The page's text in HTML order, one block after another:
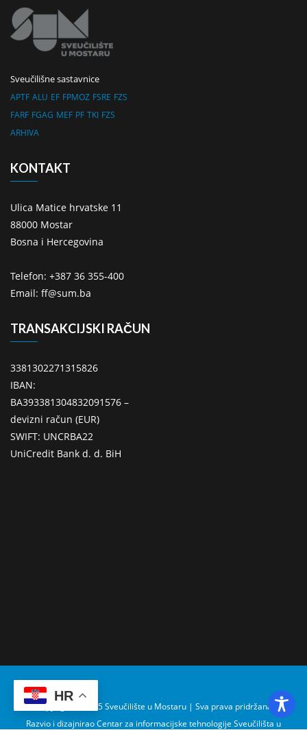
Sveučilišne sastavnice
APTF ALU EF FPMOZ FSRE FZS
FARF FGAG MEF PF TKI FZS
ARHIVA
KONTAKT
Ulica Matice hrvatske 11
88000 Mostar
Bosna i Hercegovina
Telefon: +387 36 355-400
Email: ff@sum.ba
TRANSAKCIJSKI RAČUN
3381302271315826
IBAN:
BA393381304832091576 –
devizni račun (EUR)
SWIFT: UNCRBA22
UniCredit Bank d. d. BiH
Copyright © 2025 Sveučilište u Mostaru | Sva prava pridržana
Razvio i dizajnirao Centar za informacijske tehnologije Sveučilišta u
HR